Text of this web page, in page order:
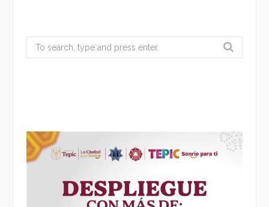
Search
for: